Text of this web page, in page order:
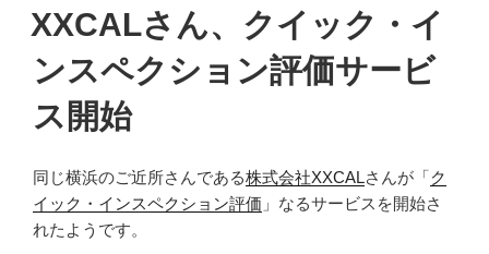
日:
XXCALさん、クイック・イ
ンスペクション評価サービ
ス開始
同じ横浜のご近所さんである株式会社XXCALさんが「ク
イック・インスペクション評価 」なるサービスを開始さ
れたようです。